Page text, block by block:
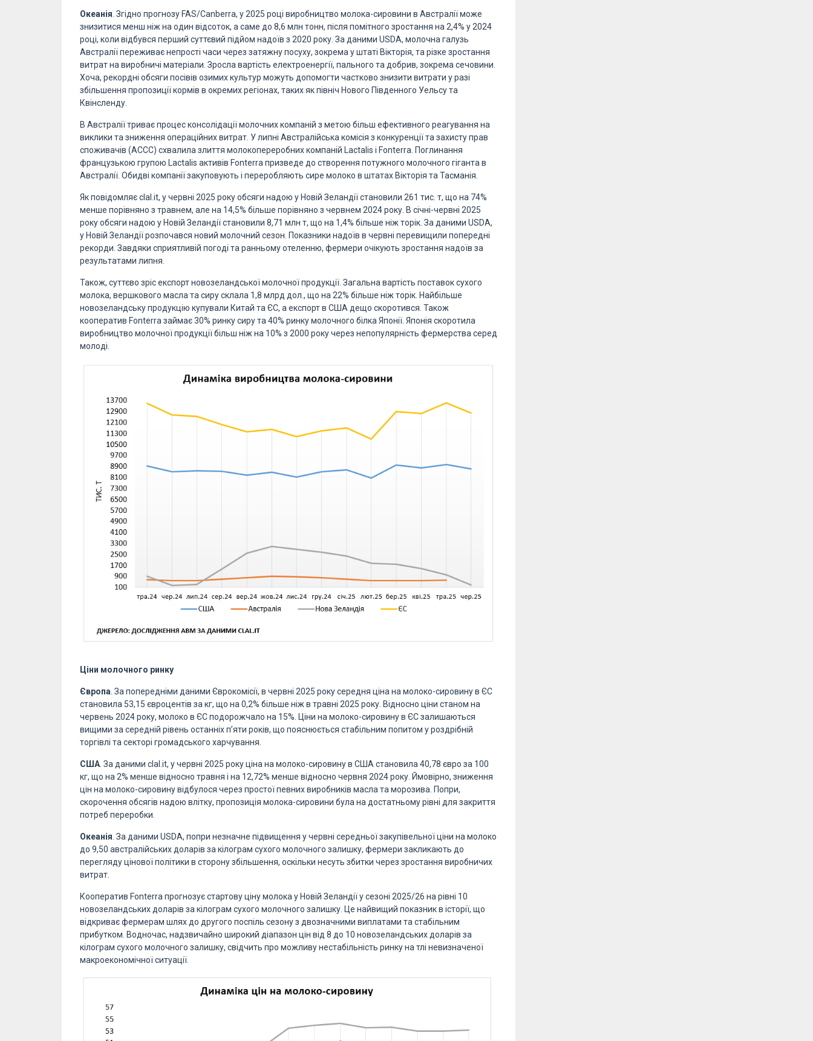
Океанія . Згідно прогнозу FAS/Canberra, у 2025 році виробництво молока-сировини в Австралії може
знизитися менш ніж на один відсоток, а саме до 8,6 млн тонн, після помітного зростання на 2,4% у 2024
році, коли відбувся перший суттєвий підйом надоїв з 2020 року. За даними USDA, молочна галузь
Австралії переживає непрості часи через затяжну посуху, зокрема у штаті Вікторія, та різке зростання
витрат на виробничі матеріали. Зросла вартість електроенергії, пального та добрив, зокрема сечовини.
Хоча, рекордні обсяги посівів озимих культур можуть допомогти частково знизити витрати у разі
збільшення пропозиції кормів в окремих регіонах, таких як північ Нового Південного Уельсу та
Квінсленду.
В Австралії триває процес консолідації молочних компаній з метою більш ефективного реагування на
виклики та зниження операційних витрат. У липні Австралійська комісія з конкуренції та захисту прав
споживачів (ACCC) схвалила злиття молокопереробних компаній Lactalis і Fonterra. Поглинання
французькою групою Lactalis активів Fonterra призведе до створення потужного молочного гіганта в
Австралії. Обидві компанії закуповують і переробляють сире молоко в штатах Вікторія та Тасманія.
Як повідомляє clal.it, у червні 2025 року обсяги надою у Новій Зеландії становили 261 тис. т, що на 74%
менше порівняно з травнем, але на 14,5% більше порівняно з червнем 2024 року. В січні-червні 2025
року обсяги надою у Новій Зеландії становили 8,71 млн т, що на 1,4% більше ніж торік. За даними USDA,
у Новій Зеландії розпочався новий молочний сезон. Показники надоїв в червні перевищили попередні
рекорди. Завдяки сприятливій погоді та ранньому отеленню, фермери очікують зростання надоїв за
результатами липня.
Також, суттєво зріс експорт новозеландської молочної продукції. Загальна вартість поставок сухого
молока, вершкового масла та сиру склала 1,8 млрд дол., що на 22% більше ніж торік. Найбільше
новозеландську продукцію купували Китай та ЄС, а експорт в США дещо скоротився. Також
кооператив Fonterra займає 30% ринку сиру та 40% ринку молочного білка Японії. Японія скоротила
виробництво молочної продукції більш ніж на 10% з 2000 року через непопулярність фермерства серед
молоді.
Ціни молочного ринку
Європа . За попередніми даними Єврокомісії, в червні 2025 року середня ціна на молоко-сировину в ЄС
становила 53,15 євроцентів за кг, що на 0,2% більше ніж в травні 2025 року. Відносно ціни станом на
червень 2024 року, молоко в ЄС подорожчало на 15%. Ціни на молоко-сировину в ЄС залишаються
вищими за середній рівень останніх п’яти років, що пояснюється стабільним попитом у роздрібній
торгівлі та секторі громадського харчування.
США . За даними clal.it, у червні 2025 року ціна на молоко-сировину в США становила 40,78 євро за 100
кг, що на 2% менше відносно травня і на 12,72% менше відносно червня 2024 року. Ймовірно, зниження
цін на молоко-сировину відбулося через простої певних виробників масла та морозива. Попри,
скорочення обсягів надою влітку, пропозиція молока-сировини була на достатньому рівні для закриття
потреб переробки.
Океанія . За даними USDA, попри незначне підвищення у червні середньої закупівельної ціни на молоко
до 9,50 австралійських доларів за кілограм сухого молочного залишку, фермери закликають до
перегляду цінової політики в сторону збільшення, оскільки несуть збитки через зростання виробничих
витрат.
Кооператив Fonterra прогнозує стартову ціну молока у Новій Зеландії у сезоні 2025/26 на рівні 10
новозеландських доларів за кілограм сухого молочного залишку. Це найвищий показник в історії, що
відкриває фермерам шлях до другого поспіль сезону з двозначними виплатами та стабільним
прибутком. Водночас, надзвичайно широкий діапазон цін від 8 до 10 новозеландських доларів за
кілограм сухого молочного залишку, свідчить про можливу нестабільність ринку на тлі невизначеної
макроекономічної ситуації.